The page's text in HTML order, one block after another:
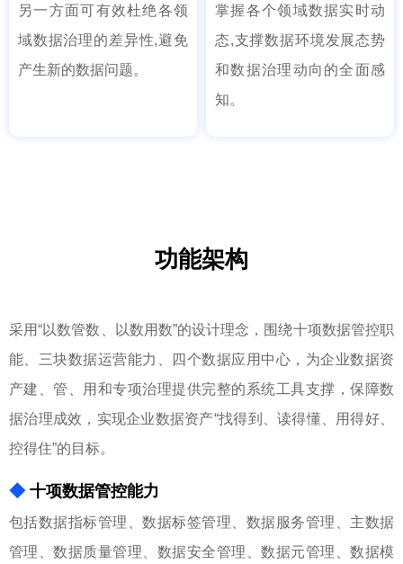
另一方面可有效杜绝各领
域数据治理的差异性,避免
产生新的数据问题。
掌握各个领域数据实时动
态,支撑数据环境发展态势
和数据治理动向的全面感
知。
功能架构
采用“以数管数、以数用数”的设计理念，围绕十项数据管控职
能、三块数据运营能力、四个数据应用中心，为企业数据资
产建、管、用和专项治理提供完整的系统工具支撑，保障数
据治理成效，实现企业数据资产“找得到、读得懂、用得好、
控得住”的目标。
◆ 十项数据管控能力
包括数据指标管理、数据标签管理、数据服务管理、主数据
管理、数据质量管理、数据安全管理、数据元管理、数据模